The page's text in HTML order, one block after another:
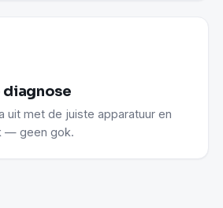
uit met de juiste apparatuur en
— geen gok.